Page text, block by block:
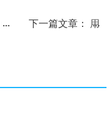
下一篇文章：
用